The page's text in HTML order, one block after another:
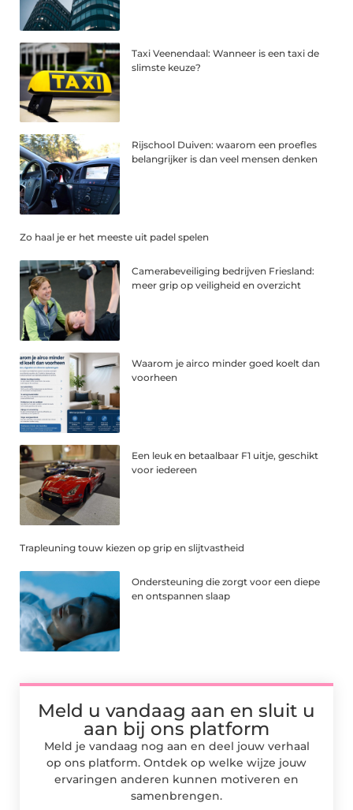
Taxi Veenendaal: Wanneer is een taxi de
slimste keuze?
Rijschool Duiven: waarom een proefles
belangrijker is dan veel mensen denken
Zo haal je er het meeste uit padel spelen
Camerabeveiliging bedrijven Friesland:
meer grip op veiligheid en overzicht
Waarom je airco minder goed koelt dan
voorheen
Een leuk en betaalbaar F1 uitje, geschikt
voor iedereen
Trapleuning touw kiezen op grip en slijtvastheid
Ondersteuning die zorgt voor een diepe
en ontspannen slaap
Meld u vandaag aan en sluit u
aan bij ons platform
Meld je vandaag nog aan en deel jouw verhaal
op ons platform. Ontdek op welke wijze jouw
ervaringen anderen kunnen motiveren en
samenbrengen.